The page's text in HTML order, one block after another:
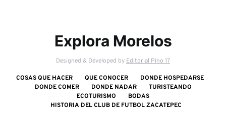
Explora Morelos
Designed & Developed by Editorial Pino 17
COSAS QUE HACER QUE CONOCER
DONDE HOSPEDARSE
DONDE COMER
DONDE NADAR
TURISTEANDO
ECOTURISMO
BODAS
HISTORIA DEL CLUB DE FUTBOL ZACATEPEC